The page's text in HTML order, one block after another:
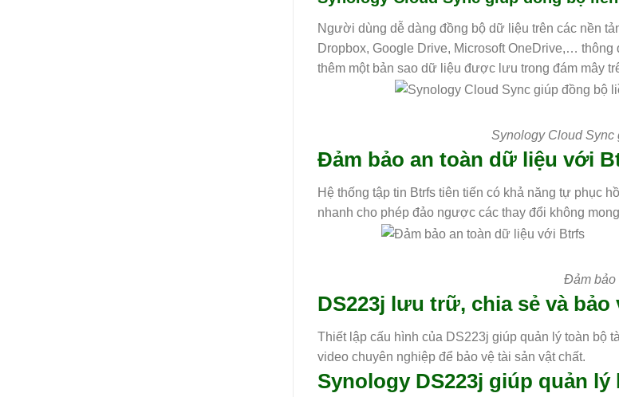
Người dùng dễ dàng đồng bộ dữ liệu trên các nền
Dropbox, Google Drive, Microsoft OneDrive,… thông
thêm một bản sao dữ liệu được lưu trong đám mây
Synology Cloud Sync
Đảm bảo an toàn dữ liệu với
Hệ thống tập tin Btrfs tiên tiến có khả năng tự phục
nhanh cho phép đảo ngược các thay đổi không
Đảm bảo
DS223j lưu trữ, chia sẻ và bảo
Thiết lập cấu hình của DS223j giúp quản lý toàn bộ
video chuyên nghiệp để bảo vệ tài sản vật chất.
Synology DS223j giúp quản lý